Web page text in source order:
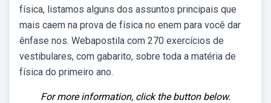
física, listamos alguns dos assuntos principais que
mais caem na prova de física no enem para você dar
ênfase nos. Webapostila com 270 exercícios de
vestibulares, com gabarito, sobre toda a matéria de
física do primeiro ano.
For more information, click the button below.